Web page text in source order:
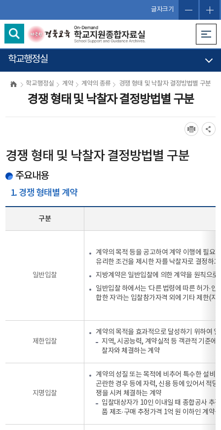
글자크기
학교행정실
학교행정실 계약 계약의 종류 경쟁 형태 및 낙찰자 결정방법별 구분
경쟁 형태 및 낙찰자 결정방법별 구분
경쟁 형태 및 낙찰자 결정방법별 구분
주요내용
1. 경쟁 형태별 계약
구분
일반입찰
계약의 목적 등을 공고하여 계약 이행에 필요
유리한 조건을 제시한 자를 낙찰자로 결정하
지방계약은 일반입찰에 의한 계약을 원칙으
일반입찰 하에서는 ‘다른 법령에 따른 허가·
합한 자’라는 입찰참가자격 외에 기타 제한(
제한입찰
계약의 목적을 효과적으로 달성하기 위하여
지역, 시공능력, 계약실적 등 객관적 기준에
찰자와 체결하는 계약
지명입찰
계약의 성질 또는 목적에 비추어 특수한 설비
곤란한 경우 등에 자력, 신용 등에 있어서 적
쟁을 시켜 체결하는 계약
입찰대상자가 10인 이내일 때 종합공사 추
품 제조·구매 추정가격 1억 원 이하인 계약